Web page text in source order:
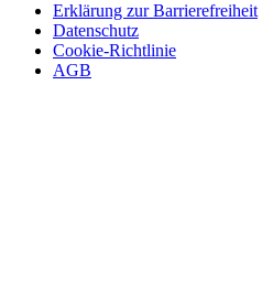
Erklärung zur Barrierefreiheit
Datenschutz
Cookie-Richtlinie
AGB